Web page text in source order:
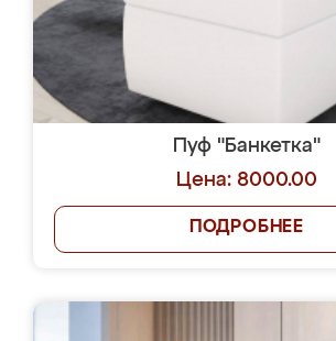
Пуф "Банкетка"
Цена: 8000.00
ПОДРОБНЕЕ